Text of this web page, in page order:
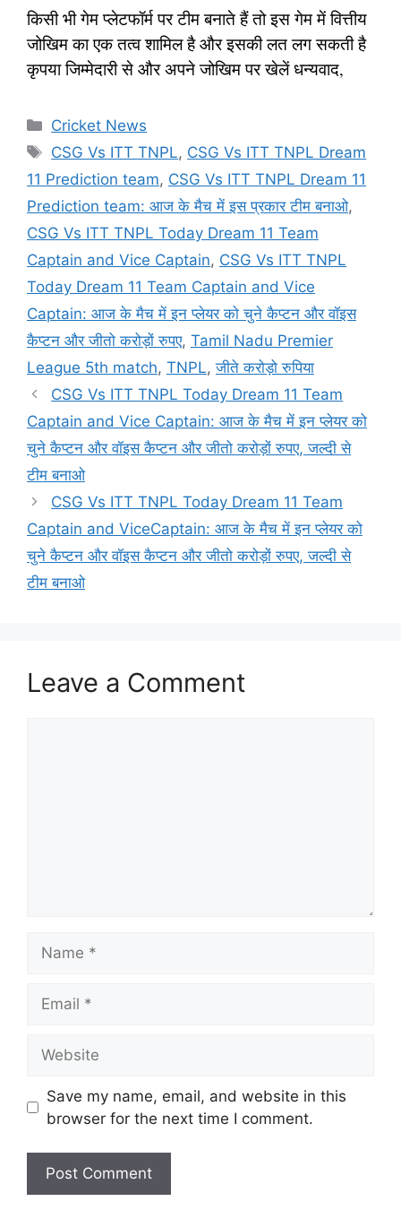
किसी भी गेम प्लेटफॉर्म पर टीम बनाते हैं तो इस गेम में वित्तीय
जोखिम का एक तत्व शामिल है और इसकी लत लग सकती है
कृपया जिम्मेदारी से और अपने जोखिम पर खेलें धन्यवाद,
Categories
Cricket News
Tags
CSG Vs ITT TNPL, CSG Vs ITT TNPL Dream
11 Prediction team, CSG Vs ITT TNPL Dream 11
Prediction team: आज के मैच में इस प्रकार टीम बनाओ,
CSG Vs ITT TNPL Today Dream 11 Team
Captain and Vice Captain, CSG Vs ITT TNPL
Today Dream 11 Team Captain and Vice
Captain: आज के मैच में इन प्लेयर को चुने कैप्टन और वॉइस
कैप्टन और जीतो करोड़ों रुपए, Tamil Nadu Premier
League 5th match, TNPL,जीते करोड़ो रुपिया
CSG Vs ITT TNPL Today Dream 11 Team
Captain and Vice Captain: आज के मैच में इन प्लेयर को
चुने कैप्टन और वॉइस कैप्टन और जीतो करोड़ों रुपए, जल्दी से
टीम बनाओ
CSG Vs ITT TNPL Today Dream 11 Team
Captain and ViceCaptain: आज के मैच में इन प्लेयर को
चुने कैप्टन और वॉइस कैप्टन और जीतो करोड़ों रुपए, जल्दी से
टीम बनाओ
Leave a Comment
Save my name, email, and website in this
browser for the next time I comment.